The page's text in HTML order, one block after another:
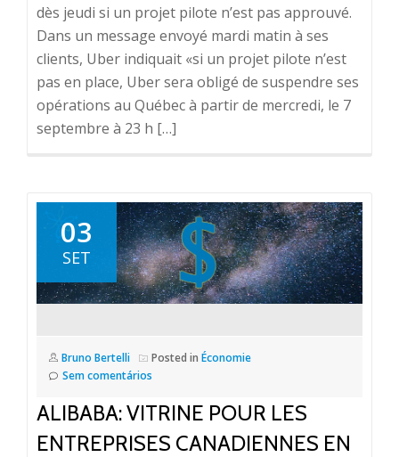
dès jeudi si un projet pilote n’est pas approuvé.
Dans un message envoyé mardi matin à ses
clients, Uber indiquait «si un projet pilote n’est
pas en place, Uber sera obligé de suspendre ses
opérations au Québec à partir de mercredi, le 7
septembre à 23 h […]
03
SET
Bruno Bertelli Posted in Économie
Sem comentários
ALIBABA: VITRINE POUR LES
ENTREPRISES CANADIENNES EN